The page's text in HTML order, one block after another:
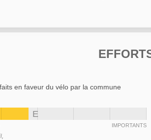
en faveur du vélo par la commune
E
IMPORTANTS